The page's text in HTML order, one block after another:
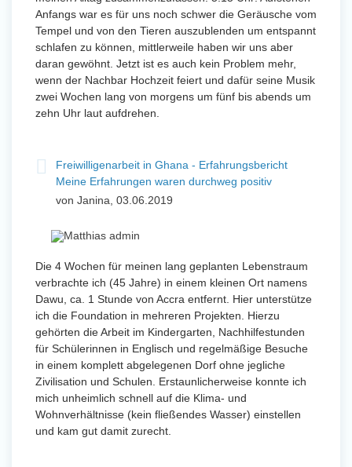
Anfangs war es für uns noch schwer die Geräusche vom
Tempel und von den Tieren auszublenden um entspannt
schlafen zu können, mittlerweile haben wir uns aber
daran gewöhnt. Jetzt ist es auch kein Problem mehr,
wenn der Nachbar Hochzeit feiert und dafür seine Musik
zwei Wochen lang von morgens um fünf bis abends um
zehn Uhr laut aufdrehen.
Freiwilligenarbeit in Ghana - Erfahrungsbericht
Meine Erfahrungen waren durchweg positiv
von Janina, 03.06.2019
Die 4 Wochen für meinen lang geplanten Lebenstraum
verbrachte ich (45 Jahre) in einem kleinen Ort namens
Dawu, ca. 1 Stunde von Accra entfernt. Hier unterstütze
ich die Foundation in mehreren Projekten. Hierzu
gehörten die Arbeit im Kindergarten, Nachhilfestunden
für Schülerinnen in Englisch und regelmäßige Besuche
in einem komplett abgelegenen Dorf ohne jegliche
Zivilisation und Schulen. Erstaunlicherweise konnte ich
mich unheimlich schnell auf die Klima- und
Wohnverhältnisse (kein fließendes Wasser) einstellen
und kam gut damit zurecht.